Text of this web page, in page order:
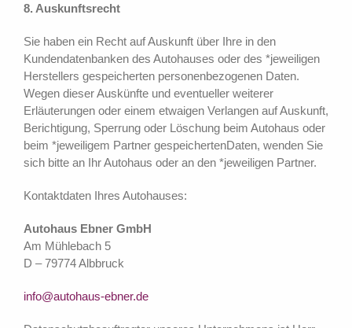
8. Auskunftsrecht
Sie haben ein Recht auf Auskunft über Ihre in den
Kundendatenbanken des Autohauses oder des *jeweiligen
Herstellers gespeicherten personenbezogenen Daten.
Wegen dieser Auskünfte und eventueller weiterer
Erläuterungen oder einem etwaigen Verlangen auf Auskunft,
Berichtigung, Sperrung oder Löschung beim Autohaus oder
beim *jeweiligem Partner gespeichertenDaten, wenden Sie
sich bitte an Ihr Autohaus oder an den *jeweiligen Partner.
Kontaktdaten Ihres Autohauses:
Autohaus Ebner GmbH
Am Mühlebach 5
D – 79774 Albbruck
info@autohaus-ebner.de